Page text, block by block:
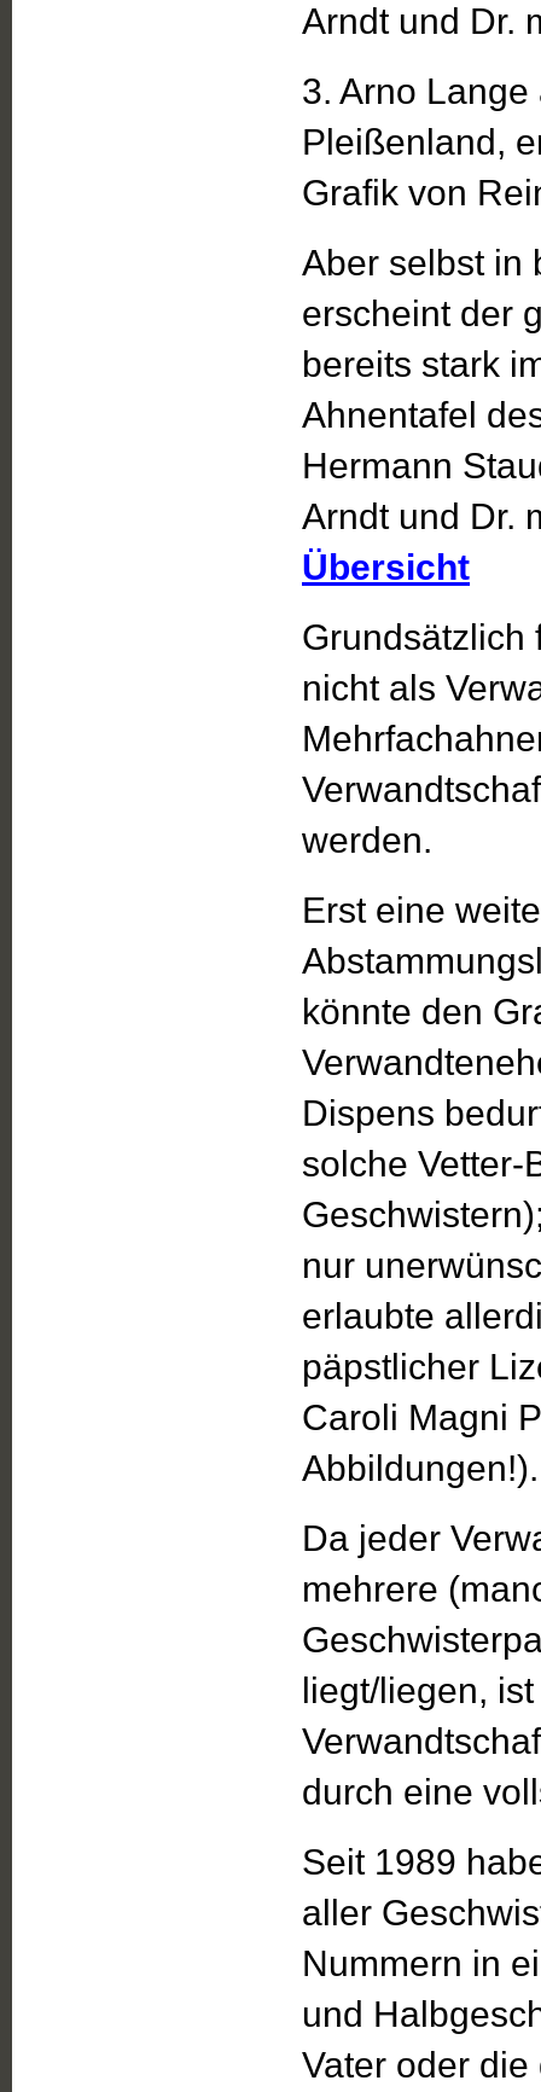
Arndt und Dr.
3. Arno
Pleißenland,
Grafik von
Aber selbst in
erscheint der
bereits stark
Ahnentafel
Hermann
Arndt und Dr.
Übersicht
Grundsätzlich
nicht als
werden.
Erst eine
könnte den
Dispens
solche Vetter-
nur
erlaubte
päpstlicher
Caroli Magni
Abbildungen!).
Da jeder
mehrere
liegt/liegen,
durch eine
Seit 1989
aller
Nummern in
und
Vater oder